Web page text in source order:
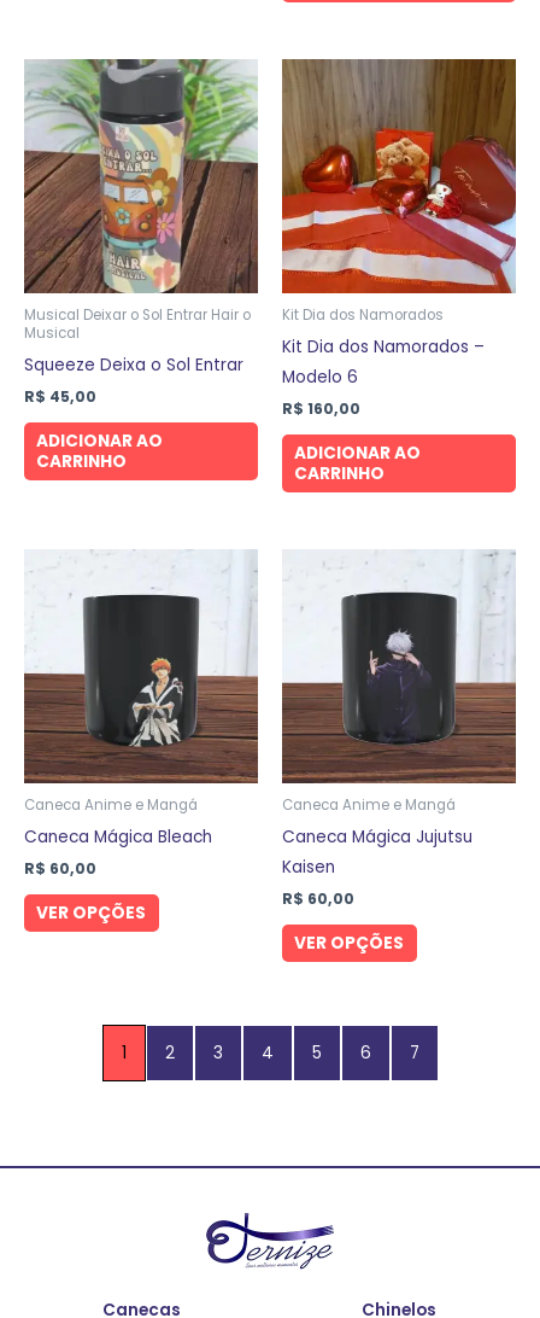
Musical Deixar o Sol Entrar Hair o
Musical
Squeeze Deixa o Sol Entrar
R$ 45,00
ADICIONAR AO
CARRINHO
Kit Dia dos Namorados
Kit Dia dos Namorados –
Modelo 6
R$ 160,00
ADICIONAR AO
CARRINHO
Caneca Anime e Mangá
Caneca Mágica Bleach
R$ 60,00
VER OPÇÕES
Este
produto
várias
variantes.
As
opções
podem
ser
escolhidas
página
do
Caneca Anime e Mangá
Caneca Mágica Jujutsu
Kaisen
R$ 60,00
VER OPÇÕES
Este
produto
várias
variantes.
opções
podem
ser
escolhidas
do
produto
1 2 3 4 5 6 7
Canecas Chinelos